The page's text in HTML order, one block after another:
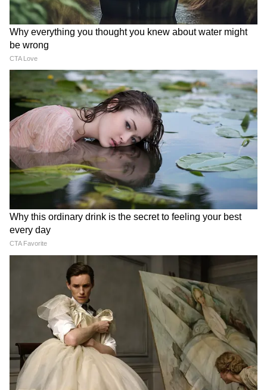
बोलूं', देश के युवाओं को Modi ने दिया बहुत बड़ा
टास्क
देर रात Rishabh Pant की इस शिकायत पर
CM Pushkar Dhami की पहली प्रतिक्रिया